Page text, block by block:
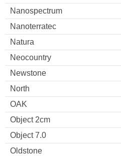
Nanospectrum
Nanoterratec
Natura
Neocountry
Newstone
North
OAK
Object 2cm
Object 7.0
Oldstone